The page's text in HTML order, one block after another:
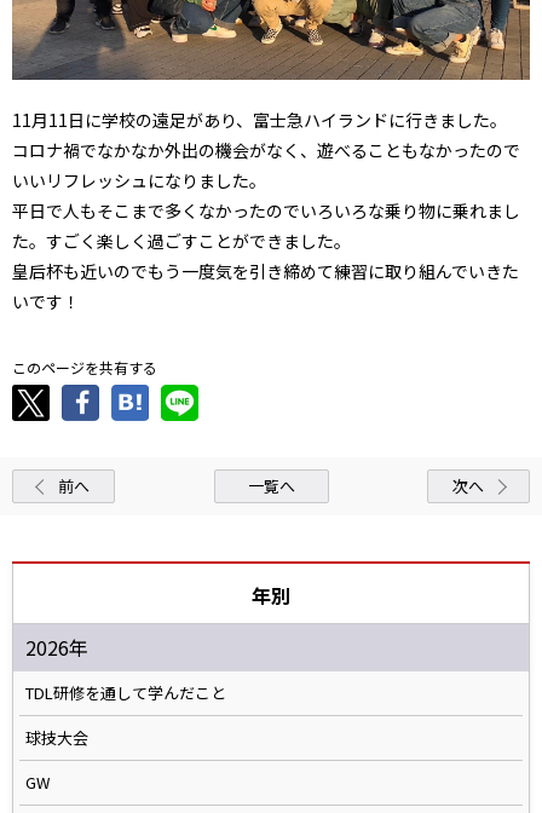
11月11日に学校の遠足があり、富士急ハイランドに行きました。
コロナ禍でなかなか外出の機会がなく、遊べることもなかったので
いいリフレッシュになりました。
平日で人もそこまで多くなかったのでいろいろな乗り物に乗れまし
た。すごく楽しく過ごすことができました。
皇后杯も近いのでもう一度気を引き締めて練習に取り組んでいきた
いです！
このページを共有する
前へ 一覧へ 次へ
年別
2026年
TDL研修を通して学んだこと
球技大会
GW